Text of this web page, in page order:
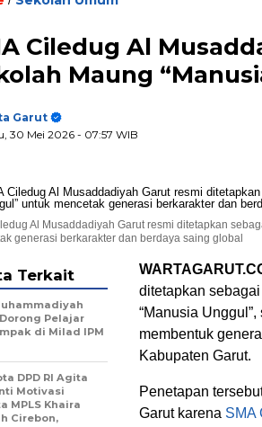
Ciledug Al
Maung
Garut
30 Mei 2026 - 07:57 WIB
Al Musaddadiyah Garut resmi ditetapkan
generasi berkarakter dan berdaya saing global
ditetapkan
“Manusia
membentuk
Kabupaten Garut.
Penetapan
Garut karena SMA
Terkait
Pelajar
di Milad IPM
DPD RI Agita
Motivasi
MPLS Khaira
Cirebon,